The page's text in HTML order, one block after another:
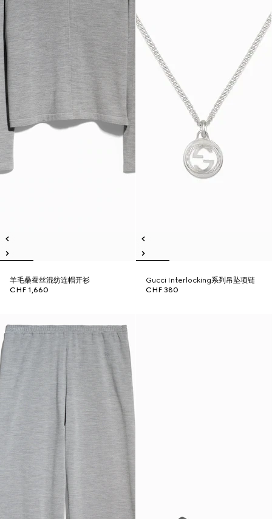
羊毛桑蚕丝混纺连帽开衫
CHF 1,660
Gucci Interlocking系列吊坠项链
CHF 380